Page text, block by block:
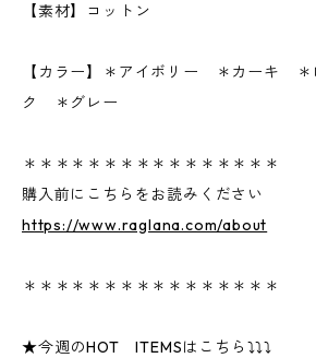
【素材】コットン
【カラー】＊アイボリー ＊カーキ
ク ＊グレー
＊＊＊＊＊＊＊＊＊＊＊＊＊＊＊＊
購入前にこちらをお読みください
https://www.raglana.com/about
＊＊＊＊＊＊＊＊＊＊＊＊＊＊＊＊
★今週のHOT ITEMSはこちら⤵⤵⤵